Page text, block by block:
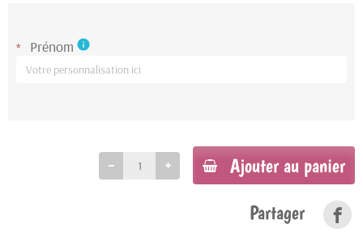
* Prénom info
Ajouter au panier
Partager